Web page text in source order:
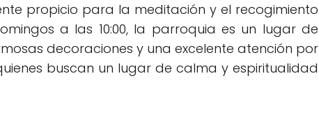
propicio para la meditación y el recogimiento
a las 10:00, la parroquia es un lugar de
decoraciones y una excelente atención por
buscan un lugar de calma y espiritualidad